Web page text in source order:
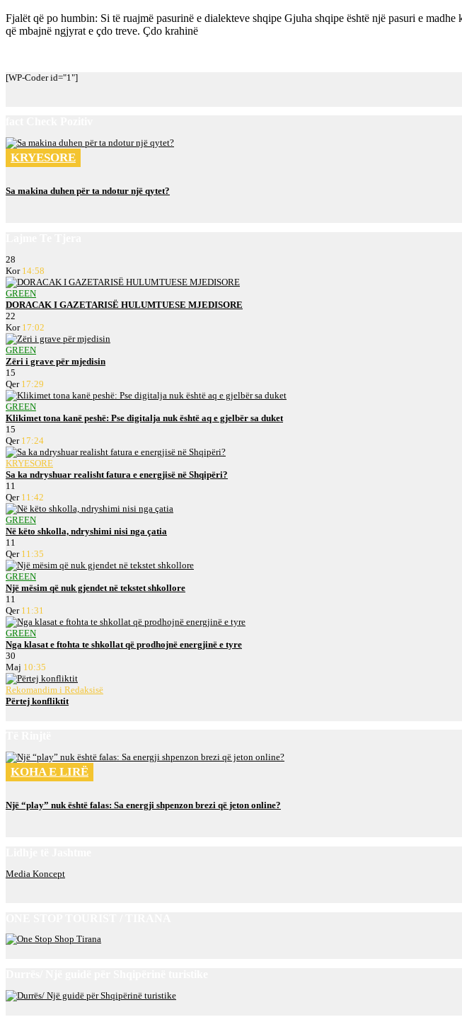
Fjalët që po humbin: Si të ruajmë pasurinë e dialekteve shqipe Gjuha shqipe është një pasuri e
që mbajnë ngjyrat e çdo treve. Çdo krahinë
[WP-Coder id="1"]
KRYESORE
Sa makina duhen për ta ndotur një qytet?
28
Kor 14:58
GREEN
DORACAK I GAZETARISË HULUMTUESE MJEDISORE
22
Kor 17:02
GREEN
Zëri i grave për mjedisin
15
Qer 17:29
GREEN
Klikimet tona kanë peshë: Pse digitalja nuk është aq e gjelbër sa duket
15
Qer 17:24
KRYESORE
Sa ka ndryshuar realisht fatura e energjisë në Shqipëri?
11
Qer 11:42
GREEN
Në këto shkolla, ndryshimi nisi nga çatia
11
Qer 11:35
GREEN
Një mësim që nuk gjendet në tekstet shkollore
11
Qer 11:31
GREEN
Nga klasat e ftohta te shkollat që prodhojnë energjinë e tyre
30
Maj 10:35
Rekomandim i Redaksisë
Përtej konfliktit
KOHA E LIRË
Një “play” nuk është falas: Sa energji shpenzon brezi që jeton online?
Media Koncept